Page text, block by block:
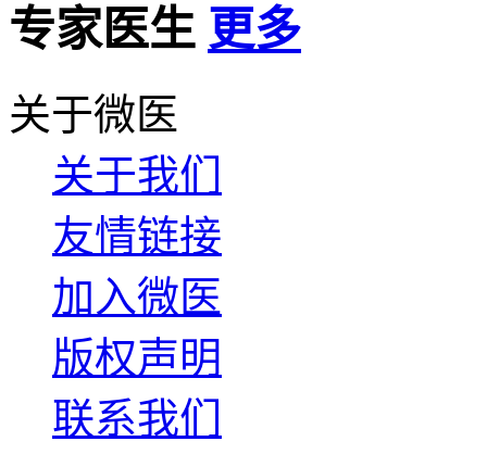
专家医生 更多
关于微医
关于我们
友情链接
加入微医
版权声明
联系我们